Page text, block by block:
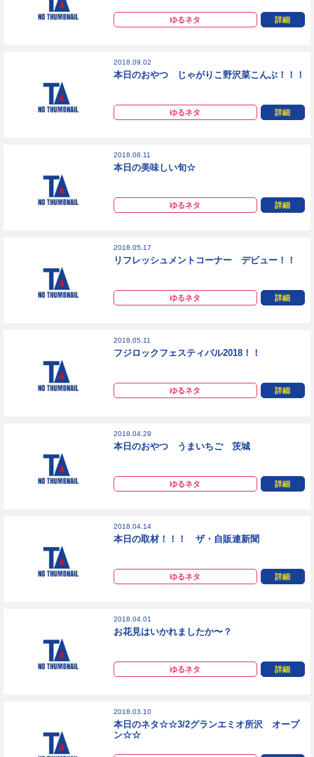
ゆるネタ 詳細
2018.09.02
本日のおやつ じゃがりこ野沢菜こんぶ！！！
ゆるネタ 詳細
2018.06.11
本日の美味しい旬☆
ゆるネタ 詳細
2018.05.17
リフレッシュメントコーナー デビュー！！
ゆるネタ 詳細
2018.05.11
フジロックフェスティバル2018！！
ゆるネタ 詳細
2018.04.29
本日のおやつ うまいちご 茨城
ゆるネタ 詳細
2018.04.14
本日の取材！！！ ザ・自販連新聞
ゆるネタ 詳細
2018.04.01
お花見はいかれましたか〜？
ゆるネタ 詳細
2018.03.10
本日のネタ☆☆3/2グランエミオ所沢 オープ
ン☆☆